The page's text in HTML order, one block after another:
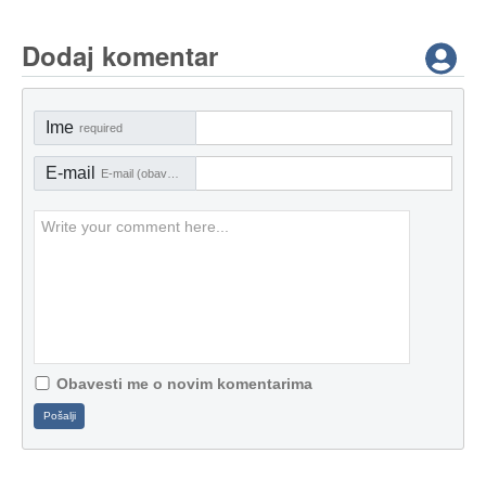
Dodaj komentar
Ime required
E-mail
Obavesti me o novim komentarima
Pošalji